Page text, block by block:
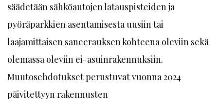
säädetään sähköautojen latauspisteiden ja
pyöräparkkien asentamisesta uusiin tai
laajamittaisen saneerauksen kohteena oleviin sekä
olemassa oleviin ei-asuinrakennuksiin.
Muutosehdotukset perustuvat vuonna 2024
päivitettyyn rakennusten